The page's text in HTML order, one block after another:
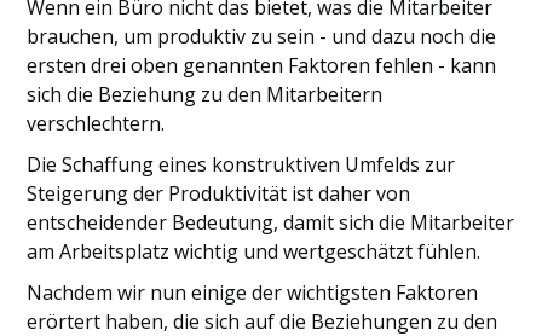
Wenn ein Büro nicht das bietet, was die Mitarbeiter
brauchen, um produktiv zu sein - und dazu noch die
ersten drei oben genannten Faktoren fehlen - kann
sich die Beziehung zu den Mitarbeitern
verschlechtern.
Die Schaffung eines konstruktiven Umfelds zur
Steigerung der Produktivität ist daher von
entscheidender Bedeutung, damit sich die Mitarbeiter
am Arbeitsplatz wichtig und wertgeschätzt fühlen.
Nachdem wir nun einige der wichtigsten Faktoren
erörtert haben, die sich auf die Beziehungen zu den